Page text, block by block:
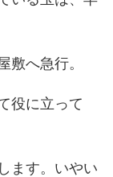
敷へ急行。
役に立って
ます。いやい